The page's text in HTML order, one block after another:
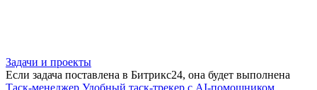
Задачи и проекты
Если задача поставлена в Битрикс24, она будет выполнена
Таск-менеджер Удобный таск-трекер с AI-помощником